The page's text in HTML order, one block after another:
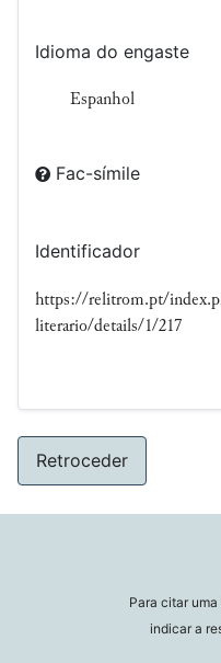
Idioma do engaste
Espanhol
Fac-símile
Identificador
https://relitrom.pt/
literario/details/1/217
Retroceder
Para citar
indicar a